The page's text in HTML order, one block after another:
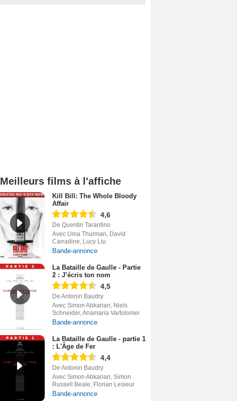
Meilleurs films à l'affiche
Kill Bill: The Whole Bloody
Affair
4,6
De Quentin Tarantino
Avec Uma Thurman, David
Carradine, Lucy Liu
Bande-annonce
La Bataille de Gaulle - Partie
2 : J’écris ton nom
4,5
De Antonin Baudry
Avec Simon Abkarian, Niels
Schneider, Anamaria Vartolomei
Bande-annonce
La Bataille de Gaulle - partie 1
: L'Âge de Fer
4,4
De Antonin Baudry
Avec Simon Abkarian, Simon
Russell Beale, Florian Lesieur
Bande-annonce